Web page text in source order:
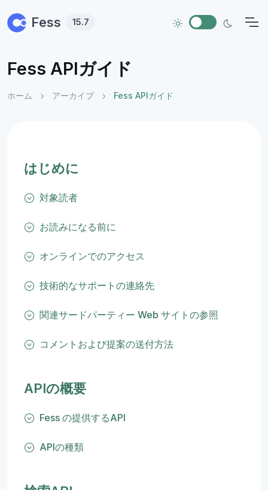
Fess 15.7
Fess APIガイド
ホーム アーカイブ Fess APIガイド
はじめに
対象読者
お読みになる前に
オンラインでのアクセス
技術的なサポートの連絡先
関連サードパーティー Web サイトの参照
コメントおよび提案の送付方法
APIの概要
Fess の提供するAPI
APIの種類